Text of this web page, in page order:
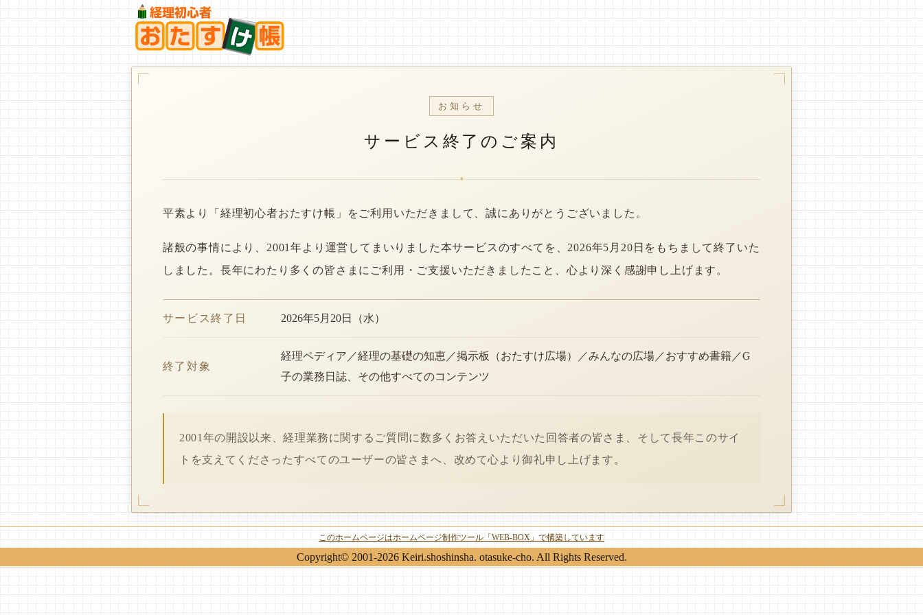
お知らせ
サービス終了のご案内
*
平素より「経理初心者おたすけ帳」をご利用いただきまして、誠にありがとうございました。
諸般の事情により、2001年より運営してまいりました本サービスのすべてを、2026年5月20日をもちまして終了いた
しました。長年にわたり多くの皆さまにご利用・ご支援いただきましたこと、心より深く感謝申し上げます。
サービス終了日 2026年5月20日（水）
終了対象
経理ペディア／経理の基礎の知恵／掲示板（おたすけ広場）／みんなの広場／おすすめ書籍／G
子の業務日誌、その他すべてのコンテンツ
2001年の開設以来、経理業務に関するご質問に数多くお答えいただいた回答者の皆さま、そして長年このサイ
トを支えてくださったすべてのユーザーの皆さまへ、改めて心より御礼申し上げます。
このホームページはホームページ制作ツール「WEB-BOX」で構築しています
Copyright© 2001-2026 Keiri.shoshinsha. otasuke-cho. All Rights Reserved.